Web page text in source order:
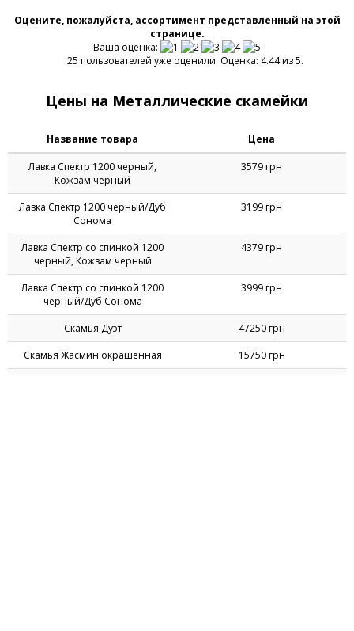
Оцените, пожалуйста, ассортимент представленный на этой
странице.
Ваша оценка:
25 пользователей уже оценили. Оценка: 4.44 из 5.
Цены на Металлические скамейки
Название товара Цена
Лавка Спектр 1200 черный,
Кожзам черный
3579 грн
Лавка Спектр 1200 черный/Дуб
Сонома
3199 грн
Лавка Спектр со спинкой 1200
черный, Кожзам черный
4379 грн
Лавка Спектр со спинкой 1200
черный/Дуб Сонома
3999 грн
Скамья Дуэт
47250 грн
Скамья Жасмин окрашенная
15750 грн